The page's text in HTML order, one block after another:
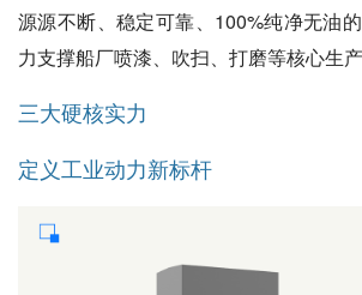
源源不断、稳定可靠、100%纯净无油
力支撑船厂喷漆、吹扫、打磨等核心生产
三大硬核实力
定义工业动力新标杆